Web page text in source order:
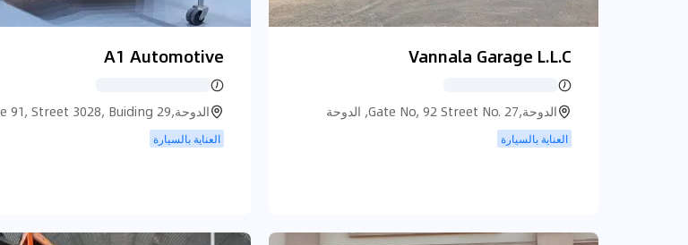
Vannala Garage L.L.C
الدوحة,Gate No, 92 Street No. 27, الدوحة
العناية بالسيارة
A1 Automotive
الدوحة
العناية بالسيارة